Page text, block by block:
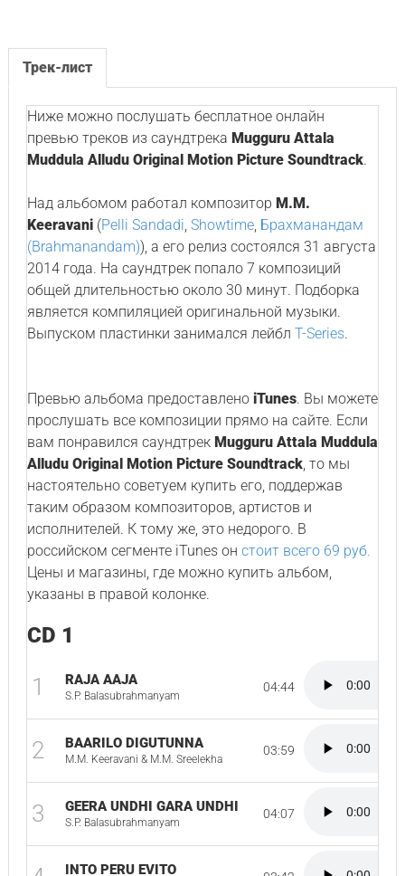
Трек-лист
Ниже можно послушать бесплатное онлайн
превью треков из саундтрека Mugguru Attala
Muddula Alludu Original Motion Picture Soundtrack.
Над альбомом работал композитор M.M.
Keeravani(Pelli Sandadi, Showtime, Брахманандам
(Brahmanandam)), а его релиз состоялся 31 августа
2014 года. На саундтрек попало 7 композиций
общей длительностью около 30 минут. Подборка
является компиляцией оригинальной музыки.
Выпуском пластинки занимался лейбл T-Series.
Превью альбома предоставлено iTunes. Вы можете
прослушать все композиции прямо на сайте. Если
вам понравился саундтрек Mugguru Attala Muddula
Alludu Original Motion Picture Soundtrack, то мы
настоятельно советуем купить его, поддержав
таким образом композиторов, артистов и
исполнителей. К тому же, это недорого. В
российском сегменте iTunes он стоит всего 69 руб.
Цены и магазины, где можно купить альбом,
указаны в правой колонке.
CD 1
1 RAJA AAJA
S.P. Balasubrahmanyam
04:44
2 BAARILO DIGUTUNNA
M.M. Keeravani & M.M. Sreelekha
03:59
3 GEERA UNDHI GARA UNDHI
S.P. Balasubrahmanyam
04:07
INTO PERU EVITO